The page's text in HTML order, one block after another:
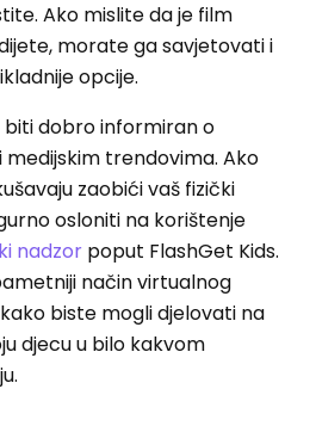
Ako mislite da je film
morate ga savjetovati i
opcije.
biti dobro informiran o
medijskim trendovima. Ako
zaobići vaš fizički
osloniti na korištenje
nadzor poput FlashGet Kids.
način virtualnog
biste mogli djelovati na
djecu u bilo kakvom